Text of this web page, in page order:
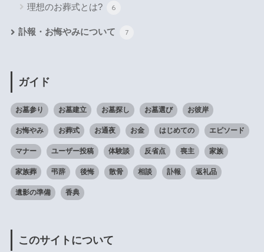
理想のお葬式とは? 6
訃報・お悔やみについて 7
ガイド
お墓参り お墓建立 お墓探し お墓選び お彼岸
お悔やみ お葬式 お通夜 お金 はじめての エピソード
マナー ユーザー投稿 体験談 反省点 喪主 家族
家族葬 弔辞 後悔 散骨 相談 訃報 返礼品
遺影の準備 香典
このサイトについて